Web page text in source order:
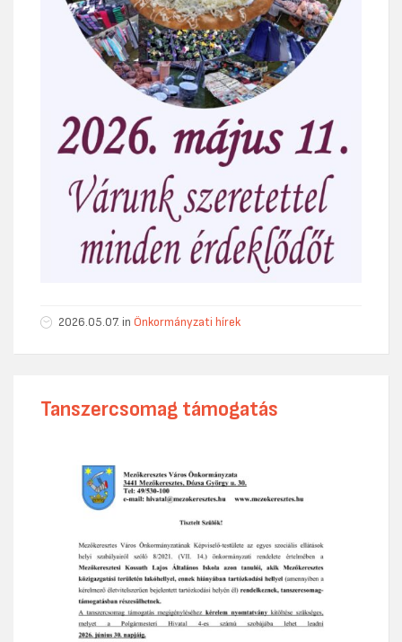
2026.05.07. in Önkormányzati hírek
Tanszercsomag támogatás